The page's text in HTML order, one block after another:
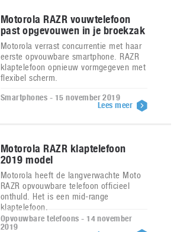
Motorola RAZR vouwtelefoon
past opgevouwen in je broekzak
Motorola verrast concurrentie met haar
eerste opvouwbare smartphone. RAZR
klaptelefoon opnieuw vormgegeven met
flexibel scherm.
Smartphones - 15 november 2019
Lees meer
Motorola RAZR klaptelefoon
2019 model
Motorola heeft de langverwachte Moto
RAZR opvouwbare telefoon officieel
onthuld. Het is een mid-range
klaptelefoon.
Opvouwbare telefoons - 14 november
2019